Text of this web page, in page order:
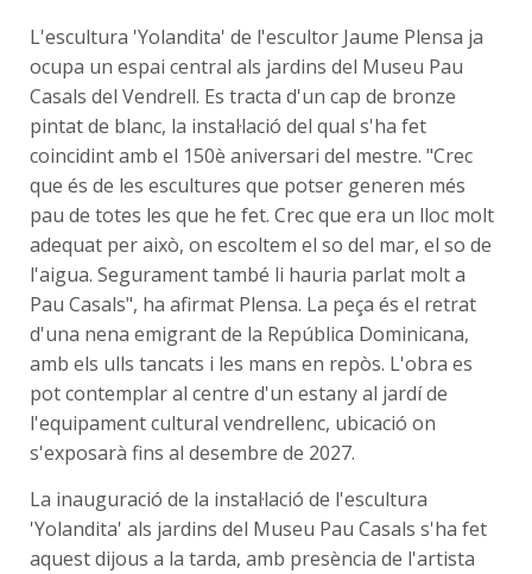
L'escultura 'Yolandita' de l'escultor Jaume Plensa ja
ocupa un espai central als jardins del Museu Pau
Casals del Vendrell. Es tracta d'un cap de bronze
pintat de blanc, la instal·lació del qual s'ha fet
coincidint amb el 150è aniversari del mestre. "Crec
que és de les escultures que potser generen més
pau de totes les que he fet. Crec que era un lloc molt
adequat per això, on escoltem el so del mar, el so de
l'aigua. Segurament també li hauria parlat molt a
Pau Casals", ha afirmat Plensa. La peça és el retrat
d'una nena emigrant de la República Dominicana,
amb els ulls tancats i les mans en repòs. L'obra es
pot contemplar al centre d'un estany al jardí de
l'equipament cultural vendrellenc, ubicació on
s'exposarà fins al desembre de 2027.
La inauguració de la instal·lació de l'escultura
'Yolandita' als jardins del Museu Pau Casals s'ha fet
aquest dijous a la tarda, amb presència de l'artista